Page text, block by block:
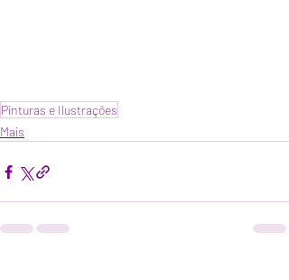
Pinturas e Ilustrações
Mais